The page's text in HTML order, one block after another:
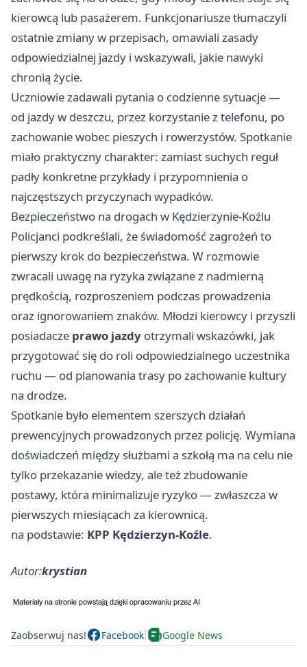
kierowcą lub pasażerem. Funkcjonariusze tłumaczyli
ostatnie zmiany w przepisach, omawiali zasady
odpowiedzialnej jazdy i wskazywali, jakie nawyki
chronią życie.
Uczniowie zadawali pytania o codzienne sytuacje —
od jazdy w deszczu, przez korzystanie z telefonu, po
zachowanie wobec pieszych i rowerzystów. Spotkanie
miało praktyczny charakter: zamiast suchych reguł
padły konkretne przykłady i przypomnienia o
najczęstszych przyczynach wypadków.
Bezpieczeństwo na drogach w Kędzierzynie-Koźlu
Policjanci podkreślali, że świadomość zagrożeń to
pierwszy krok do bezpieczeństwa. W rozmowie
zwracali uwagę na ryzyka związane z nadmierną
prędkością, rozproszeniem podczas prowadzenia
oraz ignorowaniem znaków. Młodzi kierowcy i przyszli
posiadacze prawo jazdy otrzymali wskazówki, jak
przygotować się do roli odpowiedzialnego uczestnika
ruchu — od planowania trasy po zachowanie kultury
na drodze.
Spotkanie było elementem szerszych działań
prewencyjnych prowadzonych przez policję. Wymiana
doświadczeń między służbami a szkołą ma na celu nie
tylko przekazanie wiedzy, ale też zbudowanie
postawy, która minimalizuje ryzyko — zwłaszcza w
pierwszych miesiącach za kierownicą.
na podstawie: KPP Kędzierzyn-Koźle.
Autor:krystian
Zaobserwuj nas! Facebook Google News